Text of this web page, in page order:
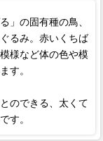
」の固有種の鳥、
るみ。赤いくちば
様など体の色や模
す。
のできる、太くて
す。